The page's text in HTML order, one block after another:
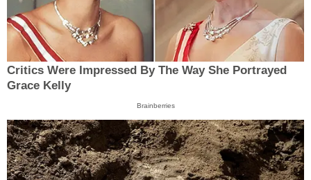
Critics Were Impressed By The Way She Portrayed
Grace Kelly
Brainberries